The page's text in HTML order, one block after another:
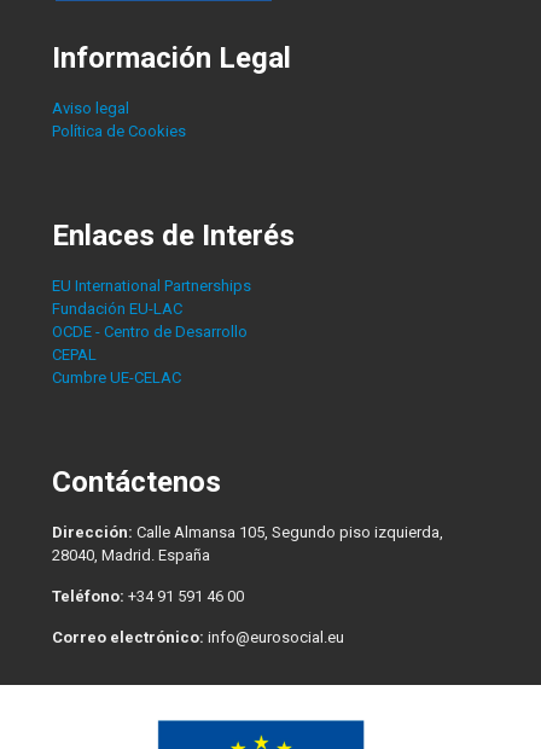
Información Legal
Aviso legal
Política de Cookies
Enlaces de Interés
EU International Partnerships
Fundación EU-LAC
OCDE - Centro de Desarrollo
CEPAL
Cumbre UE-CELAC
Contáctenos
Dirección: Calle Almansa 105, Segundo piso izquierda,
28040, Madrid. España
Teléfono: +34 91 591 46 00
Correo electrónico: info@eurosocial.eu